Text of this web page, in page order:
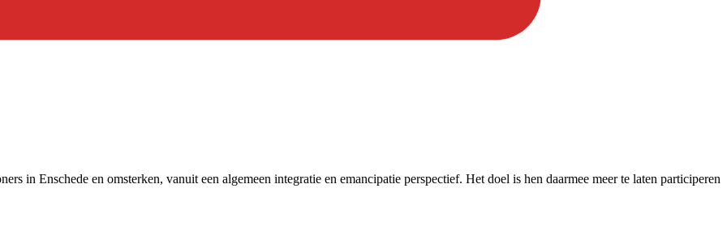
in Enschede en omsterken, vanuit een algemeen integratie en emancipatie perspectief. Het doel is hen daarmee meer te laten participeren